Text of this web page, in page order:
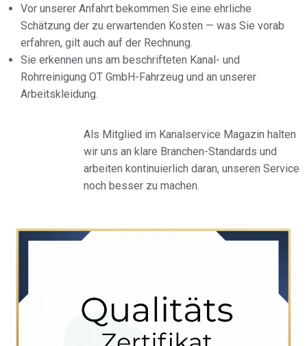
Vor unserer Anfahrt bekommen Sie eine ehrliche
Schätzung der zu erwartenden Kosten — was Sie vorab
erfahren, gilt auch auf der Rechnung.
Sie erkennen uns am beschrifteten Kanal- und
Rohrreinigung OT GmbH-Fahrzeug und an unserer
Arbeitskleidung.
Als Mitglied im Kanalservice Magazin halten
wir uns an klare Branchen-Standards und
arbeiten kontinuierlich daran, unseren Service
noch besser zu machen.